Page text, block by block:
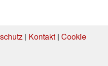
| Kontakt| Cookie